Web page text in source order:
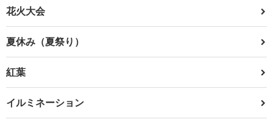
花火大会
夏休み（夏祭り）
紅葉
イルミネーション